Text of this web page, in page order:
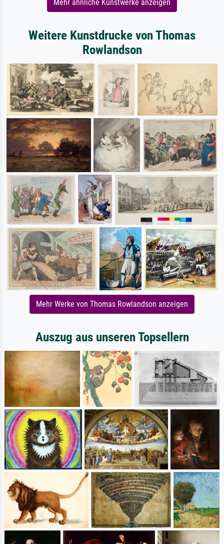
Mehr ähnliche Kunstwerke anzeigen
Weitere Kunstdrucke von Thomas
Rowlandson
Mehr Werke von Thomas Rowlandson anzeigen
Auszug aus unseren Topsellern